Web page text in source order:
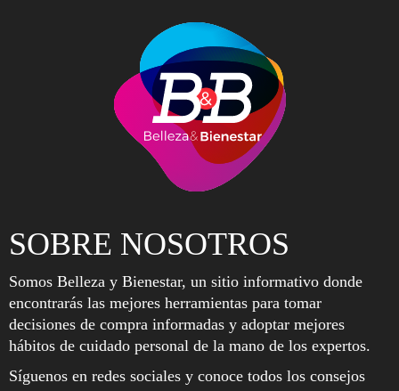
SOBRE NOSOTROS
Somos Belleza y Bienestar, un sitio informativo donde
encontrarás las mejores herramientas para tomar
decisiones de compra informadas y adoptar mejores
hábitos de cuidado personal de la mano de los expertos.
Síguenos en redes sociales y conoce todos los consejos